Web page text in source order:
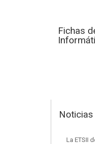
Fichas
Noticias
La ETSII